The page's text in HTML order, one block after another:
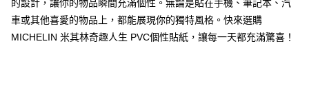
每筆NT$60，滿NT$699(含以上)免運費
線上付款後全家取貨
的設計，讓你的物品瞬間充滿個性。無論是貼在手機、筆記本、汽
車或其他喜愛的物品上，都能展現你的獨特風格。快來選購
MICHELIN 米其林奇趣人生 PVC個性貼紙，讓每一天都充滿驚喜！